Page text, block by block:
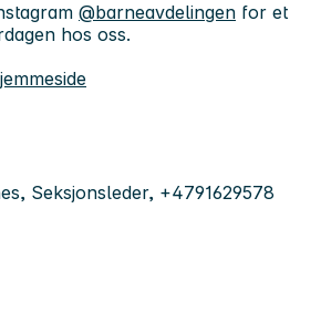
@barneavdelingen for et
hos oss.
Seksjonsleder, +4791629578